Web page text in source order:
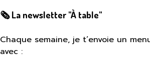
🗞️ La newsletter "À table"
Chaque semaine, je t’envoie un
avec :